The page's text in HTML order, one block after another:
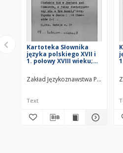
Kartoteka Słownika
języka polskiego XVII i
1. połowy XVIII wieku;
Zakład Językoznawstwa PAN w
Text